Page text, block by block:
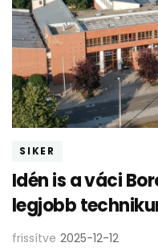
SIKER
Idén is a váci
legjobb
frissítve 2025-12-12